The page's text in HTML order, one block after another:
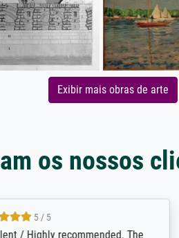
Exibir mais obras de arte
os nossos
The The